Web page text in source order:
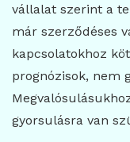
vállalat szerint a
már szerződéses
kapcsolatokhoz
prognózisok, nem
gyorsulásra van